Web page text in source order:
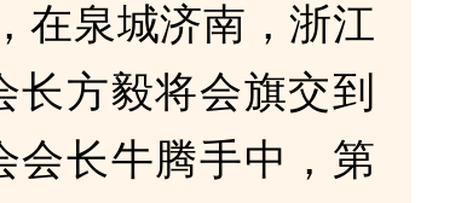
在泉城济南，浙江
方毅将会旗交到
会长牛腾手中，第